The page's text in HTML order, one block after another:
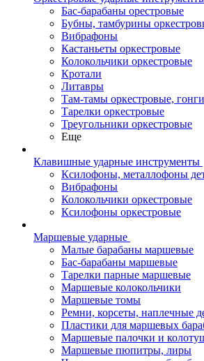
Бас-барабаны орестровые
Бубны, тамбурины
Вибрафоны
Кастаньеты оркестровые
Колокольчики оркестровые
Кротали
Литавры
Там-тамы оркестровые, гонги
Тарелки оркестровые
Треугольники оркестровые
Еще
Клавишные ударные инструменты
Ксилофоны, металлофоны
Вибрафоны
Колокольчики оркестровые
Ксилофоны оркестровые
Маршевые ударные
Малые барабаны маршевые
Бас-барабаны маршевые
Тарелки парные маршевые
Маршевые колокольчики
Маршевые томы
Ремни, корсеты, наплечные
Пластики для маршевых
Маршевые палочки и
Маршевые пюпитры, лиры